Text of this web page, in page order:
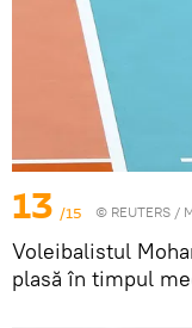
13 /15 © REUTERS /
Voleibalistul
plasă în timpul